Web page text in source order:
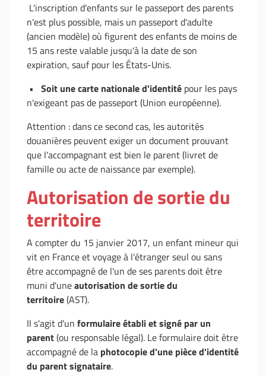
L'inscription d'enfants sur le passeport des parents
n'est plus possible, mais un passeport d'adulte
(ancien modèle) où figurent des enfants de moins de
15 ans reste valable jusqu'à la date de son
expiration, sauf pour les États-Unis.
• Soit une carte nationale d'identité pour les pays
n'exigeant pas de passeport (Union européenne).
Attention : dans ce second cas, les autorités
douanières peuvent exiger un document prouvant
que l'accompagnant est bien le parent (livret de
famille ou acte de naissance par exemple).
Autorisation de sortie du
territoire
A compter du 15 janvier 2017, un enfant mineur qui
vit en France et voyage à l'étranger seul ou sans
être accompagné de l'un de ses parents doit être
muni d'uneautorisation de sortie du
territoire(AST).
Il s'agit d'un formulaire établi et signé par un
parent(ou responsable légal). Le formulaire doit être
accompagné de la photocopie d'une pièce d'identité
du parent signataire.